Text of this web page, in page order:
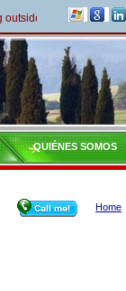
of Italy must pay
QUIÉNES SOMOS
Home